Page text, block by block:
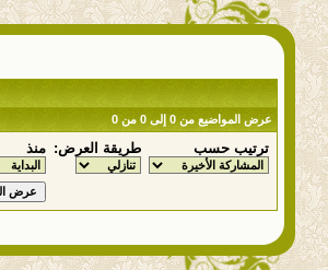
عرض المواضيع من 0 إلى 0 من 0
ترتيب حسب طريقة العرض: منذ